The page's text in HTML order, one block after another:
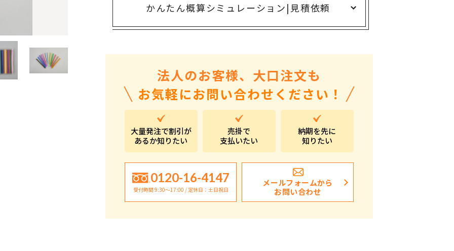
安全大会ノベルティ・記念品特集
インバウンド･外国人観光客向け特集
粗品・営業配布
入学・卒業記念品
自治体・公共団体向け
オープン・開業・開院
ポストイン
ばらまき、ショップイベント向け粗品・ノベ
かんたん概算シミュレーション| 見積依頼
法人のお客様、大口注文も
お気軽にお問い合わせください！
大量発注で割引が
あるか知りたい
売掛で
支払いたい
納期を先に
知りたい
0120-16-4147
受付時間 9:30〜17:00 / 定休日：土日祝日
メールフォームから
お問い合わせ